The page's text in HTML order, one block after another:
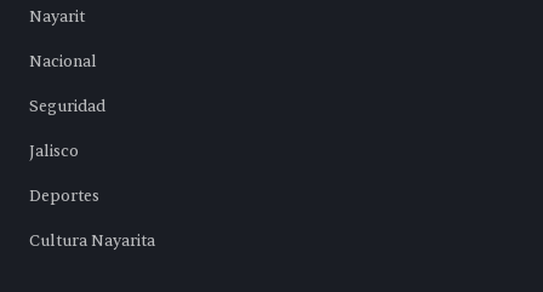
Nayarit
Nacional
Seguridad
Jalisco
Deportes
Cultura Nayarita